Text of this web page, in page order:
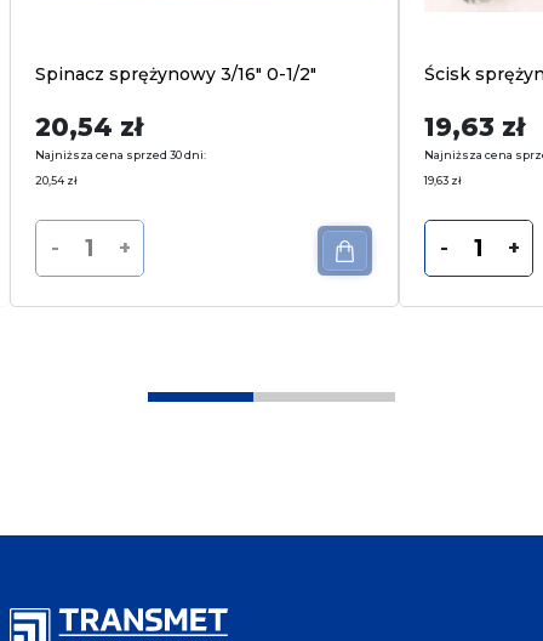
Spinacz sprężynowy 3/16″ 0-1/2″
20,54 zł
Najniższa cena sprzed 30 dni:
20,54 zł
- +
Ścisk
19,63 zł
Najniższa cena
19,63 zł
- +